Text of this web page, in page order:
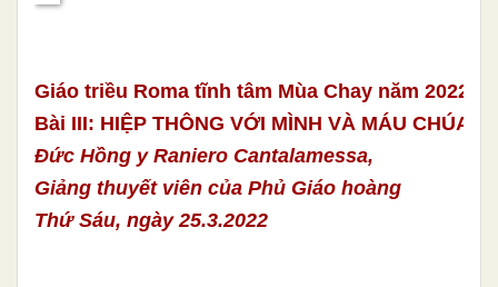
Giáo triều Roma tĩnh tâm Mùa Chay năm 2022
Bài III: HIỆP THÔNG VỚI MÌNH VÀ MÁU CHÚA
Đức Hồng y Raniero Cantalamessa,
Giảng thuyết viên của Phủ Giáo hoàng
Thứ Sáu, ngày 25.3.2022